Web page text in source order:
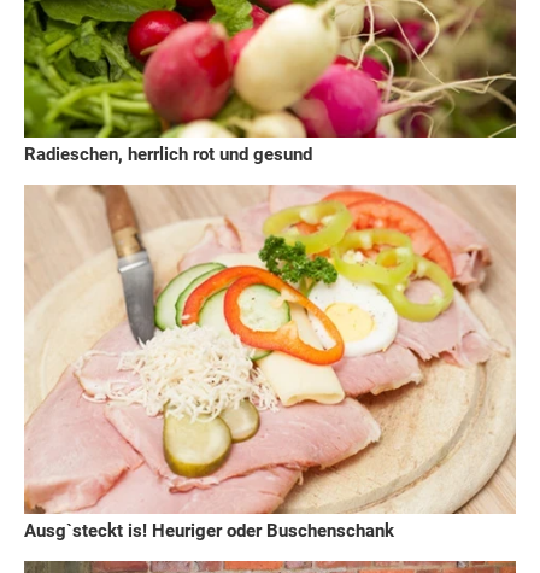
Radieschen, herrlich rot und gesund
Ausg`steckt is! Heuriger oder Buschenschank